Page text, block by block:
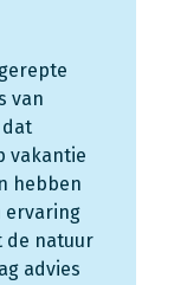
van
dat
vakantie
hebben
ervaring
de natuur
advies